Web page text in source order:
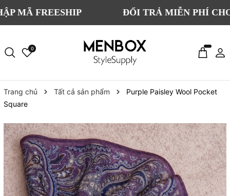
ĐỔI TRẢ MIỄN PHÍ CHO TẤT
0
Trang chủ Tất cả sản phẩm
Purple Paisley Wool Pocket
Square